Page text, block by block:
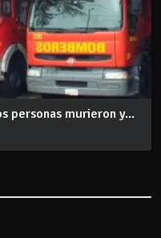
personas murieron y...